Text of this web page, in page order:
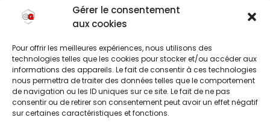
Gérer le consentement
aux cookies
Pour offrir les meilleures expériences, nous utilisons des
technologies telles que les cookies pour stocker et/ou accéder aux
informations des appareils. Le fait de consentir à ces technologies
nous permettra de traiter des données telles que le comportement
de navigation ou les ID uniques sur ce site. Le fait de ne pas
consentir ou de retirer son consentement peut avoir un effet négatif
sur certaines caractéristiques et fonctions.
robustes et confortables assurant des
conditions de jeu optimales.
Rapport Qualité Prix 7
Fonctionnalités